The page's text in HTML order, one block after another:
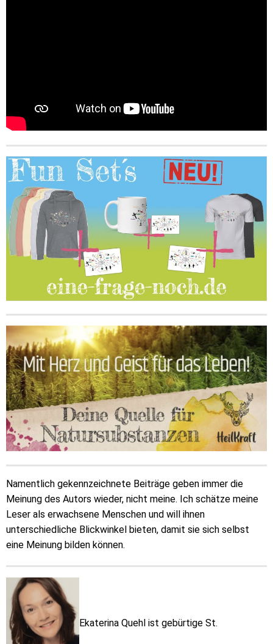
Namentlich gekennzeichnete Beiträge geben immer die
Meinung des Autors wieder, nicht meine. Ich schätze meine
Leser als erwachsene Menschen und will ihnen
unterschiedliche Blickwinkel bieten, damit sie sich selbst
eine Meinung bilden können.
Ekaterina Quehl ist gebürtige St.